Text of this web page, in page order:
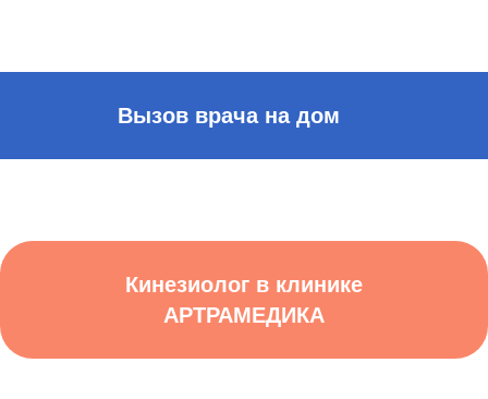
Вызов врача на дом
Кинезиолог в клинике
АРТРАМЕДИКА